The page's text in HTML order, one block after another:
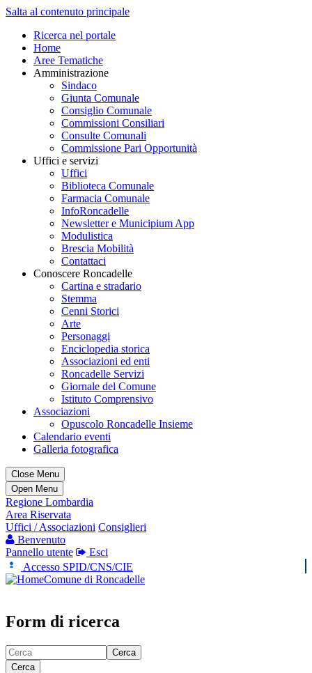
Salta al contenuto principale
Ricerca nel portale
Home
Aree Tematiche
Amministrazione
Sindaco
Giunta Comunale
Consiglio Comunale
Commissioni Consiliari
Consulte Comunali
Commissione Pari Opportunità
Uffici e servizi
Uffici
Biblioteca Comunale
Farmacia Comunale
InfoRoncadelle
Newsletter e Municipium App
Modulistica
Brescia Mobilità
Contattaci
Conoscere Roncadelle
Cartina e stradario
Stemma
Cenni Storici
Arte
Personaggi
Enciclopedia storica
Associazioni ed enti
Roncadelle Servizi
Giornale del Comune
Istituto Comprensivo
Associazioni
Opuscolo Roncadelle Insieme
Calendario eventi
Galleria fotografica
Close Menu
Open Menu
Regione Lombardia
Area Riservata
Uffici / Associazioni Consiglieri
Benvenuto
Pannello utente
Esci
Accesso SPID/CNS/CIE
Comune di Roncadelle
Form di ricerca
Cerca
Cerca